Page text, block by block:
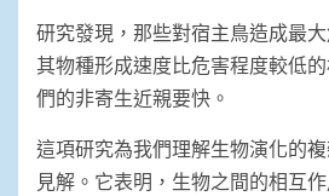
研究發現，那些對宿主鳥造成最
其物種形成速度比危害程度較低
們的非寄生近親要快。
這項研究為我們理解生物演化的
見解。它表明，生物之間的相互